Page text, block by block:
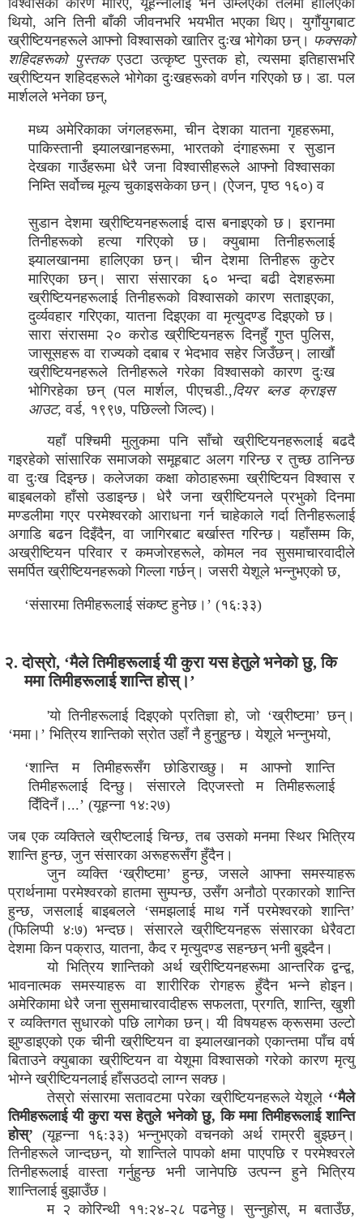
विश्वासको कारण मारिए, यूहन्नालाई भने उम्लिएको तेलमा हालिएको
थियो, अनि तिनी बाँकी जीवनभरि भयभीत भएका थिए। युगौंयुगबाट
ख्रीष्टियनहरूले आफ्नो विश्वासको खातिर दुःख भोगेका छन्। फक्सको
शहिदहरूको पुस्तकएउटा उत्कृष्ट पुस्तक हो, त्यसमा इतिहासभरि
ख्रीष्टियन शहिदहरूले भोगेका दुःखहरूको वर्णन गरिएको छ। डा. पल
मार्शलले भनेका छन्,
मध्य अमेरिकाका जंगलहरूमा, चीन देशका यातना गृहहरूमा,
पाकिस्तानी झ्यालखानहरूमा, भारतको दंगाहरूमा र सुडान
देखका गाउँहरूमा धेरै जना विश्वासीहरूले आफ्नो विश्वासका
निम्ति सर्वोच्च मूल्य चुकाइसकेका छन्। (ऐजन, पृष्ठ १६०) व
सुडान देशमा ख्रीष्टियनहरूलाई दास बनाइएको छ। इरानमा
तिनीहरूको हत्या गरिएको छ। क्युबामा तिनीहरूलाई
झ्यालखानमा हालिएका छन्। चीन देशमा तिनीहरू कुटेर
मारिएका छन्। सारा संसारका ६० भन्दा बढी देशहरूमा
ख्रीष्टियनहरूलाई तिनीहरूको विश्वासको कारण सताइएका,
दुर्व्यवहार गरिएका, यातना दिइएका वा मृत्युदण्ड दिइएको छ।
सारा संरासमा २० करोड ख्रीष्टियनहरू दिनहुँ गुप्त पुलिस,
जासूसहरू वा राज्यको दबाब र भेदभाव सहेर जिउँछन्। लाखौं
ख्रीष्टियनहरूले तिनीहरूले गरेका विश्वासको कारण दुःख
भोगिरहेका छन् (पल मार्शल, पीएचडी.,दियर ब्लड क्राइस
आउट,वर्ड, १९९७, पछिल्लो जिल्द)।
यहाँ पश्चिमी मुलुकमा पनि साँचो ख्रीष्टियनहरूलाई बढदै
गइरहेको सांसारिक समाजको समूहबाट अलग गरिन्छ र तुच्छ ठानिन्छ
वा दुःख दिइन्छ। कलेजका कक्षा कोठाहरूमा ख्रीष्टियन विश्वास र
बाइबलको हाँसो उडाइन्छ। धेरै जना ख्रीष्टियनले प्रभुको दिनमा
मण्डलीमा गएर परमेश्वरको आराधना गर्न चाहेकाले गर्दा तिनीहरूलाई
अगाडि बढन दिइँदैन, वा जागिरबाट बर्खास्त गरिन्छ। यहाँसम्म कि,
अख्रीष्टियन परिवार र कमजोरहरूले, कोमल नव सुसमाचारवादीले
समर्पित ख्रीष्टियनहरूको गिल्ला गर्छन्। जसरी येशूले भन्नुभएको छ,
‘संसारमा तिमीहरूलाई संकष्ट हुनेछ।’ (१६:३३)
२. दोस्रो, ‘मैले तिमीहरूलाई यी कुरा यस हेतुले भनेको छु, कि
ममा तिमीहरूलाई शान्ति होस्।’
'यो तिनीहरूलाई दिइएको प्रतिज्ञा हो, जो ‘ख्रीष्टमा’ छन्।
‘ममा।’ भित्रिय शान्तिको स्रोत उहाँ नै हुनुहुन्छ। येशूले भन्नुभयो,
‘शान्ति म तिमीहरूसँग छोडिराख्छु। म आफ्नो शान्ति
तिमीहरूलाई दिन्छु। संसारले दिएजस्तो म तिमीहरूलाई
दिँदिनँ।...’ (यूहन्ना १४:२७)
जब एक व्यक्तिले ख्रीष्टलाई चिन्छ, तब उसको मनमा स्थिर भित्रिय
शान्ति हुन्छ, जुन संसारका अरूहरूसँग हुँदैन।
जुन व्यक्ति ‘ख्रीष्टमा’ हुन्छ, जसले आफ्ना समस्याहरू
प्रार्थनामा परमेश्वरको हातमा सुम्पन्छ, उसँग अनौठो प्रकारको शान्ति
हुन्छ, जसलाई बाइबलले ‘समझलाई माथ गर्ने परमेश्वरको शान्ति’
(फिलिप्पी ४:७) भन्दछ। संसारले ख्रीष्टियनहरू संसारका धेरैवटा
देशमा किन पक्राउ, यातना, कैद र मृत्युदण्ड सहन्छन् भनी बुझ्दैन।
यो भित्रिय शान्तिको अर्थ ख्रीष्टियनहरूमा आन्तरिक द्वन्द्व,
भावनात्मक समस्याहरू वा शारीरिक रोगहरू हुँदैन भन्ने होइन।
अमेरिकामा धेरै जना सुसमाचारवादीहरू सफलता, प्रगति, शान्ति, खुशी
र व्यक्तिगत सुधारको पछि लागेका छन्। यी विषयहरू क्रूसमा उल्टो
झुण्डाइएको एक चीनी ख्रीष्टियन वा झ्यालखानको एकान्तमा पाँच वर्ष
बिताउने क्युबाका ख्रीष्टियन वा येशूमा विश्वासको गरेको कारण मृत्यु
भोग्ने ख्रीष्टियनलाई हाँसउठदो लाग्न सक्छ।
तेस्रो संसारमा सतावटमा परेका ख्रीष्टियनहरूले येशूले ‘‘मैले
तिमीहरूलाई यी कुरा यस हेतुले भनेको छु, कि ममा तिमीहरूलाई शान्ति
होस्’ (यूहन्ना १६:३३) भन्नुभएको वचनको अर्थ राम्ररी बुझ्छन्।
तिनीहरूले जान्दछन्, यो शान्तिले पापको क्षमा पाएपछि र परमेश्वरले
तिनीहरूलाई वास्ता गर्नुहुन्छ भनी जानेपछि उत्पन्न हुने भित्रिय
शान्तिलाई बुझाउँछ।
म २ कोरिन्थी ११:२४-२८ पढनेछु। सुन्नुहोस्, म बताउँछ,